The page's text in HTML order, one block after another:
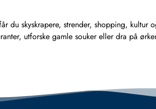
du skyskrapere, strender, shopping,
utforske gamle souker eller dra på